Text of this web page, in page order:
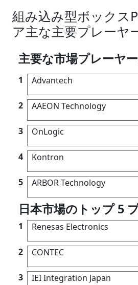
組み込み型ボックス
ア主な主要プレーヤ
主要な市場プレーヤ
1 Advantech
2 AAEON Technology
3 OnLogic
4 Kontron
5 ARBOR Technology
日本市場のトップ 5
1 Renesas Electronics
2 CONTEC
3 IEI Integration Japan